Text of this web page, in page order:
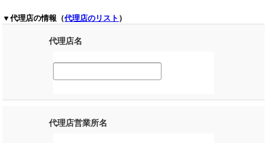
▼代理店の情報（代理店のリスト ）
代理店名
代理店営業所名